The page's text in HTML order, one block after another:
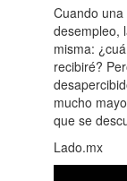
Cuando
desempleo,
misma:
recibiré?
mucho
que se
Lado.mx